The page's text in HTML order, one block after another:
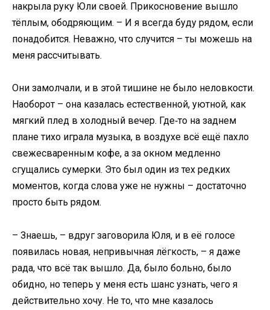
накрыла руку Юли своей. Прикосновение вышло
тёплым, ободряющим. – И я всегда буду рядом, если
понадобится. Неважно, что случится – ты можешь на
меня рассчитывать.
Они замолчали, и в этой тишине не было неловкости.
Наоборот – она казалась естественной, уютной, как
мягкий плед в холодный вечер. Где‑то на заднем
плане тихо играла музыка, в воздухе всё ещё пахло
свежесваренным кофе, а за окном медленно
сгущались сумерки. Это был один из тех редких
моментов, когда слова уже не нужны – достаточно
просто быть рядом.
– Знаешь, – вдруг заговорила Юля, и в её голосе
появилась новая, непривычная лёгкость, – я даже
рада, что всё так вышло. Да, было больно, было
обидно, но теперь у меня есть шанс узнать, чего я
действительно хочу. Не то, что мне казалось